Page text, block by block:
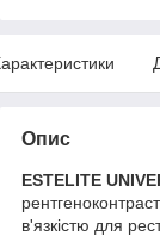
Опис
ESTELITE
в'язкістю для